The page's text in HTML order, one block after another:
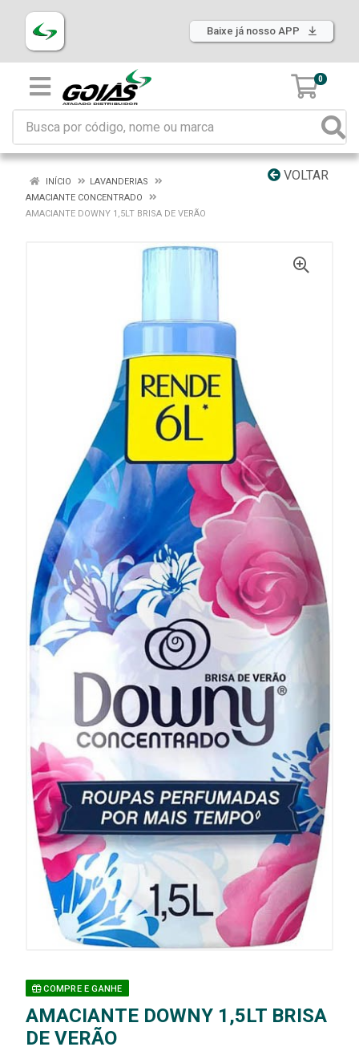
Baixe já nosso APP
0
VOLTAR
INÍCIO
LAVANDERIAS
AMACIANTE CONCENTRADO
AMACIANTE DOWNY 1,5LT BRISA DE VERÃO
COMPRE E GANHE
AMACIANTE DOWNY 1,5LT BRISA
DE VERÃO